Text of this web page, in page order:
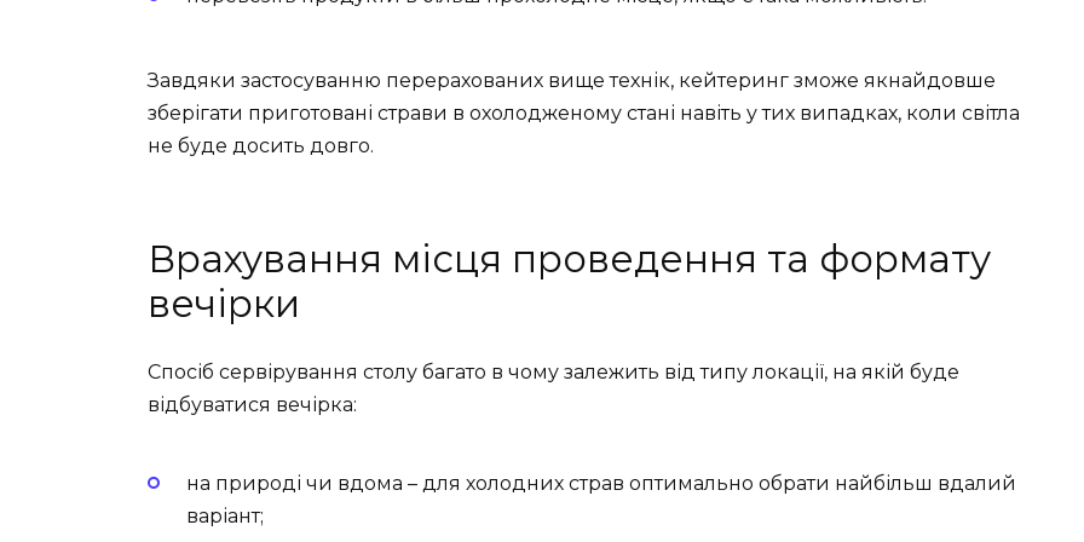
Завдяки застосуванню перерахованих вище технік, кейтеринг зможе якнайдовше
зберігати приготовані страви в охолодженому стані навіть у тих випадках, коли світла
не буде досить довго.
Врахування місця проведення та формату
вечірки
Спосіб сервірування столу багато в чому залежить від типу локації, на якій буде
відбуватися вечірка:
на природі чи вдома – для холодних страв оптимально обрати найбільш вдалий
варіант;